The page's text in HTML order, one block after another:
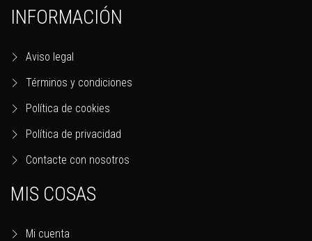
INFORMACIÓN
Aviso legal
Términos y condiciones
Política de cookies
Política de privacidad
Contacte con nosotros
MIS COSAS
Mi cuenta